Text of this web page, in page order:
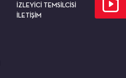
İZLEYİCİ TEMSİLCİSİ
İLETİŞİM